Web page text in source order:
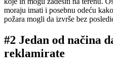
moraju imati i posebnu odeću
požara mogli da izvrše bez
#2 Jedan od načina
reklamirate